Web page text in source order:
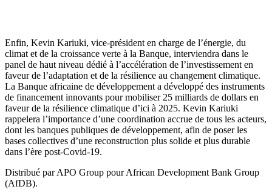
Enfin, Kevin Kariuki, vice-président en charge de l’énergie, du
climat et de la croissance verte à la Banque, interviendra dans le
panel de haut niveau dédié à l’accélération de l’investissement en
faveur de l’adaptation et de la résilience au changement climatique.
La Banque africaine de développement a développé des instruments
de financement innovants pour mobiliser 25 milliards de dollars en
faveur de la résilience climatique d’ici à 2025. Kevin Kariuki
rappelera l’importance d’une coordination accrue de tous les acteurs,
dont les banques publiques de développement, afin de poser les
bases collectives d’une reconstruction plus solide et plus durable
dans l’ère post-Covid-19.
Distribué par APO Group pour African Development Bank Group
(AfDB).